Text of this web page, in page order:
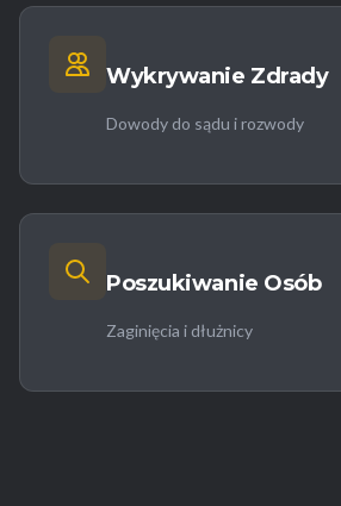
Wykrywanie Zdrady
Dowody do sądu i rozwody
Poszukiwanie Osób
Zaginięcia i dłużnicy